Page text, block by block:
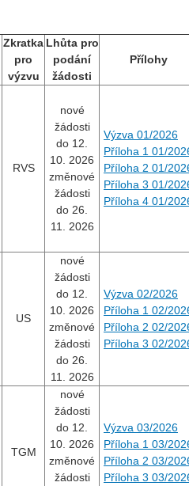
Zkratka
pro
výzvu
Lhůta pro
podání
žádosti
Přílohy
RVS
nové
žádosti
do 12.
10. 2026
změnové
žádosti
do 26.
11. 2026
Výzva 01/2026
Příloha 1 01/
Příloha 2 01/
Příloha 3 01/
Příloha 4 01/
US
nové
žádosti
do 12.
10. 2026
změnové
žádosti
do 26.
11. 2026
Výzva 02/2026
Příloha 1 02/
Příloha 2 02/
Příloha 3 02/
TGM
nové
žádosti
do 12.
10. 2026
změnové
žádosti
Výzva 03/2026
Příloha 1 03/
Příloha 2 03/
Příloha 3 03/